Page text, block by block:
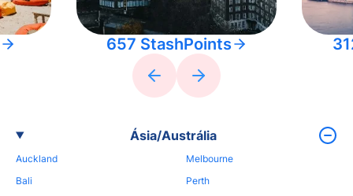
657 StashPoints
Ásia/Austrália
Auckland
Bali
Melbourne
Perth